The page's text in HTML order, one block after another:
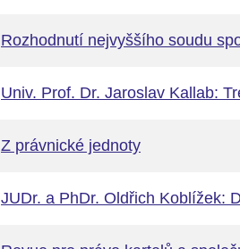
Rozhodnutí nejvyššího soudu
Univ. Prof. Dr. Jaroslav Kallab:
Z právnické jednoty
JUDr. a PhDr. Oldřich Koblížek: